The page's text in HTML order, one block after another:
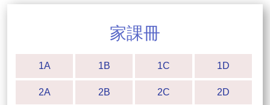
家課冊
1A 1B 1C 1D
2A 2B 2C 2D